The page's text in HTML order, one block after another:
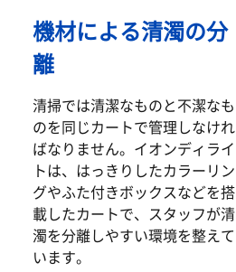
機材による清濁の分
離
清掃では清潔なものと不潔なも
のを同じカートで管理しなけれ
ばなりません。イオンディライ
トは、はっきりしたカラーリン
グやふた付きボックスなどを搭
載したカートで、スタッフが清
濁を分離しやすい環境を整えて
います。